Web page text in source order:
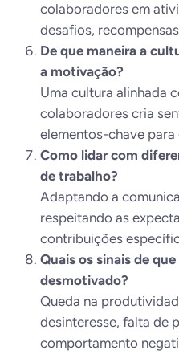
colaboradores em
desafios,
De que maneira a
a motivação?
Uma cultura alinhada
colaboradores cria
elementos-chave para
Como lidar com
de trabalho?
Adaptando a
respeitando as
contribuições
Quais os sinais de
desmotivado?
Queda na
desinteresse, falta de
comportamento